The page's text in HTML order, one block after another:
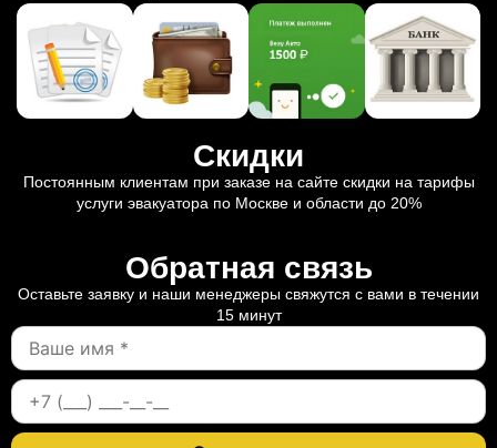
Скидки
Постоянным клиентам при заказе на сайте скидки на тарифы
услуги эвакуатора по Москве и области до 20%
Обратная связь
Оставьте заявку и наши менеджеры свяжутся с вами в течении
15 минут